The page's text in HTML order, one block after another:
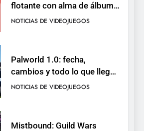
cambios y todo lo que llega
con el lanzamiento
NOTICIAS DE VIDEOJUEGOS
Mistbound: Guild Wars
tendrá su primer CCG digital
para PC y móviles
NOTICIAS DE VIDEOJUEGOS
Onimusha: Way of the Sword